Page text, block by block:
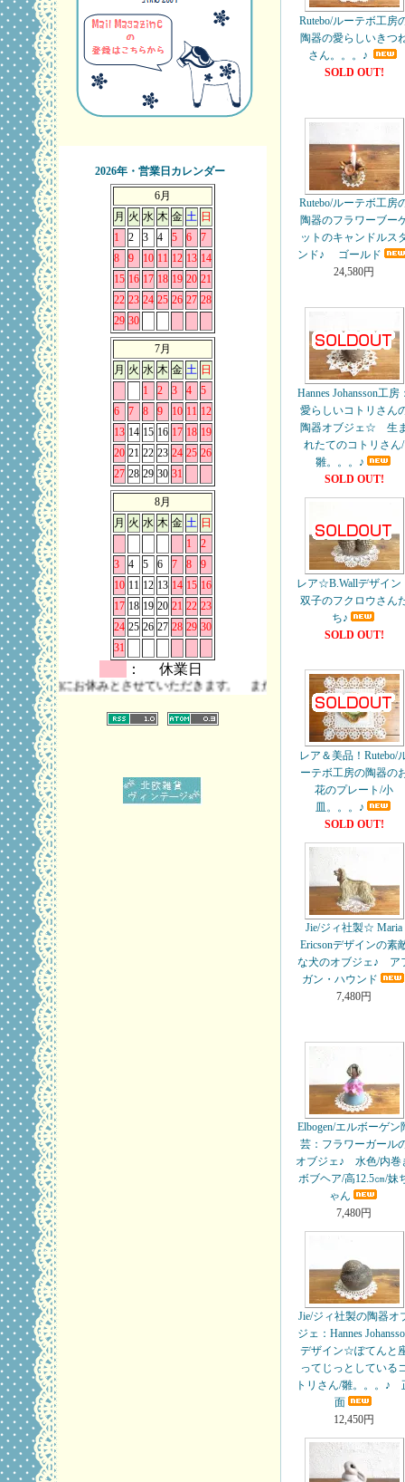
2026年・営業日カレンダー
6月
月 火 水 木 金 土 日
1
2 3 4 5 6
7
8
9 10 11 12 13 14
15 16 17 18 19 20 21
22 23 24 25 26 27 28
29 30
7月
月 火 水 木 金 土 日
1
2 3 4
5
6
7 8 9 10 11 12
13 14 15 16 17 18 19
20 21 22 23 24 25 26
27 28 29 30 31
8月
月 火 水 木 金 土 日
1
2
3
4 5 6 7 8
9
10 11 12 13 14 15 16
17 18 19 20 21 22 23
24 25 26 27 28 29 30
31
： 休業日
休みとさせていただきます。 また、お問い合わせは時差の関係上メー
Rutebo/ルーテボ工房
陶器の愛らしいきつ
さん。。。♪
SOLD OUT!
Rutebo/ルーテボ工房
陶器のフラワーブー
ットのキャンドルス
ンド♪ ゴールド
24,580円
Hannes Johansson工房
愛らしいコトリさん
陶器オブジェ☆ 生
れたてのコトリさん/
雛。。。♪
SOLD OUT!
レア☆B.Wallデザイン
双子のフクロウさん
ち♪
SOLD OUT!
レア＆美品！Rutebo/
ーテボ工房の陶器の
花のプレート/小
皿。。。♪
SOLD OUT!
Jie/ジィ社製☆ Maria
Ericsonデザインの素
な犬のオブジェ♪ ア
ガン・ハウンド
7,480円
Elbogen/エルボーゲン
芸：フラワーガール
オブジェ♪ 水色/内巻
ボブヘア/高12.5㎝/妹
ゃん
7,480円
Jie/ジィ社製の陶器オ
ジェ：Hannes
デザイン☆ぽてんと
ってじっとしている
トリさん/雛。。。♪
面
12,450円